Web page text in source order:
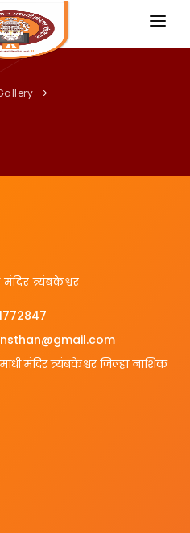
--
मंदिर त्र्यंबकेश्वर
मंदिर त्र्यंबकेश्वर जिल्हा नाशिक